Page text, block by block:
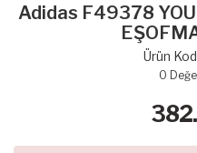
Adidas F49378
Ürün
0